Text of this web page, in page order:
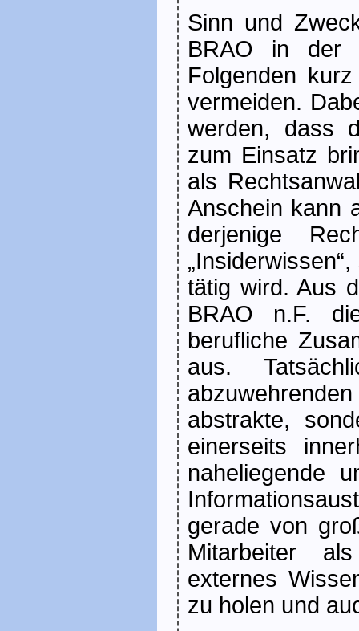
Sinn und
BRAO in der
Folgenden
vermeiden.
werden, dass
zum Einsatz
als
Anschein kann
derjenige
tätig wird. Aus
BRAO n.F.
berufliche
aus.
abstrakte,
einerseits
naheliegende
gerade von
Mitarbeiter
externes
zu holen und